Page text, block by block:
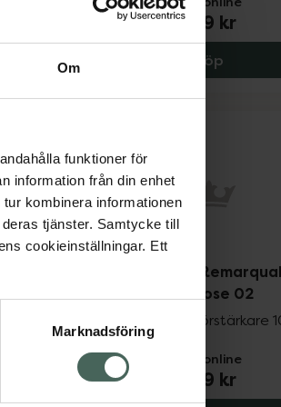
Om
funktioner för
information från din enhet
kombinera informationen
tjänster. Samtycke till
cookieinställningar. Ett
Marknadsföring
239 kr.
Bazaar Remarquable Therapy Le
239 kr
KöpKure
Kure Bazaar
Therapy Le Rose 02
Färgad nagelförstärkare
Pris online
239 kr